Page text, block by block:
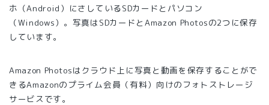
ホ（Android）にさしているSDカードとパソコン
（Windows）。写真はSDカードとAmazon Photosの2つに保存
しています。
Amazon Photosはクラウド上に写真と動画を保存することがで
きるAmazonのプライム会員（有料）向けのフォトストレージ
サービスです。